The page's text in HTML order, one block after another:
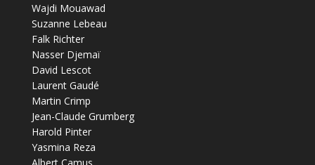
Wajdi Mouawad
Suzanne Lebeau
Falk Richter
Nasser Djemaï
David Lescot
Laurent Gaudé
Martin Crimp
Jean-Claude Grumberg
Harold Pinter
Yasmina Reza
Albert Camus